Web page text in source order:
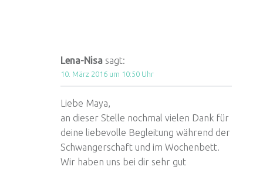
Lena-Nisa sagt:
10. März 2016 um 10:50 Uhr
Liebe Maya,
an dieser Stelle nochmal vielen Dank für
deine liebevolle Begleitung während der
Schwangerschaft und im Wochenbett.
Wir haben uns bei dir sehr gut